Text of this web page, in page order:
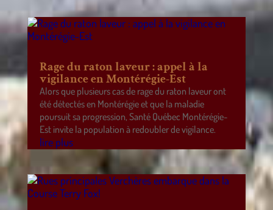
Rage du raton laveur : appel à la
vigilance en Montérégie-Est
Alors que plusieurs cas de rage du raton laveur ont
été détectés en Montérégie et que la maladie
poursuit sa progression, Santé Québec Montérégie-
Est invite la population à redoubler de vigilance.
lire plus